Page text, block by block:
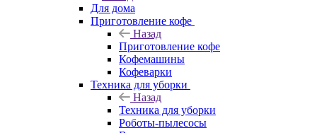
Для дома
Приготовление кофе
Назад
Приготовление кофе
Кофемашины
Кофеварки
Техника для уборки
Назад
Техника для уборки
Роботы-пылесосы